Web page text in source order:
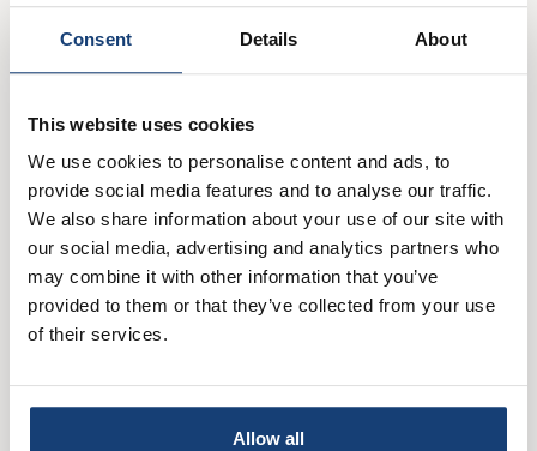
Consent Details About
This website uses cookies
We use cookies to personalise content and ads, to
provide social media features and to analyse our traffic.
We also share information about your use of our site with
our social media, advertising and analytics partners who
may combine it with other information that you’ve
provided to them or that they’ve collected from your use
of their services.
Allow all
Direct in je mandje bij:
Makkelijk & snel Trendy Vegetarisch